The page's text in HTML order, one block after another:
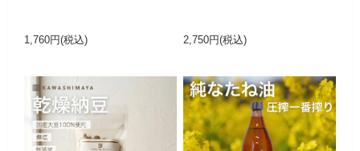
1,760円(税込) 2,750円(税込)